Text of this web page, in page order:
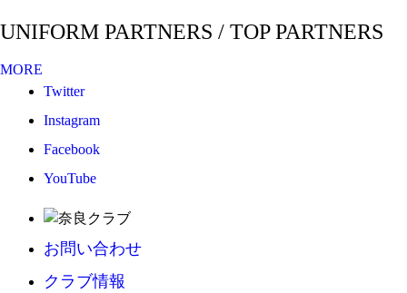
UNIFORM PARTNERS / TOP PARTNERS
MORE
Twitter
Instagram
Facebook
YouTube
お問い合わせ
クラブ情報